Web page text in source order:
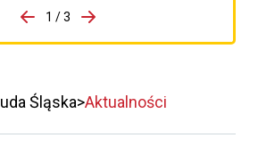
1 / 3
Przejdź do następnego
Śląska Aktualności